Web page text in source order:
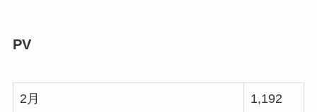
PV
2月 1,192